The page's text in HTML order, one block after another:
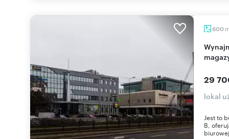
600
Wynajmę nowoczesny obiekt biurowo-
29
lokal
Jest to
B,